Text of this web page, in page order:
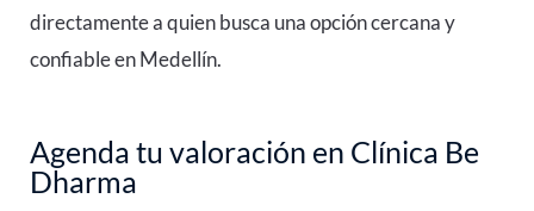
directamente a quien busca una opción cercana y
confiable en Medellín.
Agenda tu valoración en Clínica Be
Dharma